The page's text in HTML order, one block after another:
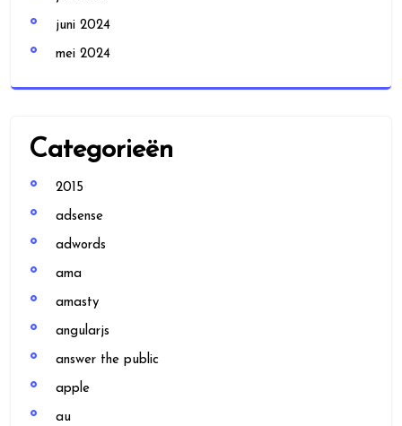
juni 2024
mei 2024
Categorieën
2015
adsense
adwords
ama
amasty
angularjs
answer the public
apple
au